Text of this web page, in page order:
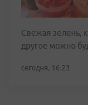
Свежая зелень,
другое можно
сегодня, 16:23